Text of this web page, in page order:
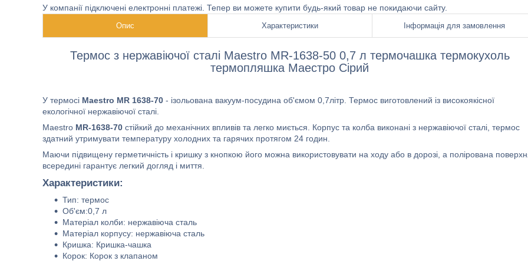
У компанії підключені електронні платежі. Тепер ви можете купити будь-який товар не покидаючи сайту.
Опис Характеристики Інформація для замовлення
Термос з нержавіючої сталі Maestro MR-1638-50 0,7 л термочашка термокухоль
термопляшка Маестро Сірий
У термосі Maestro MR 1638-70 - ізольована вакуум-посудина об'ємом 0,7літр. Термос виготовлений із високоякісної
екологічної нержавіючої сталі.
Maestro MR-1638-70 стійкий до механічних впливів та легко миється. Корпус та колба виконані з нержавіючої сталі, термос
здатний утримувати температуру холодних та гарячих протягом 24 годин.
Маючи підвищену герметичність і кришку з кнопкою його можна використовувати на ходу або в дорозі, а полірована
всередині гарантує легкий догляд і миття.
Характеристики:
Тип: термос
Об'єм:0,7 л
Матеріал колби: нержавіюча сталь
Матеріал корпусу: нержавіюча сталь
Кришка: Кришка-чашка
Корок: Корок з клапаном